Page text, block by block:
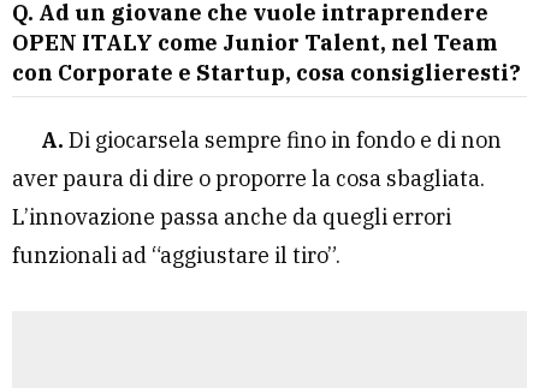
Q. Ad un giovane che vuole intraprendere
OPEN ITALY come Junior Talent, nel Team
con Corporate e Startup, cosa consiglieresti?
A. Di giocarsela sempre fino in fondo e di non
aver paura di dire o proporre la cosa sbagliata.
L’innovazione passa anche da quegli errori
funzionali ad “aggiustare il tiro”.